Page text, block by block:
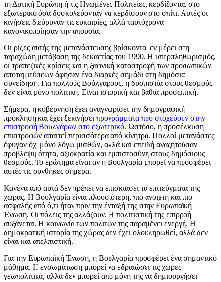
τη Δυτική Ευρώπη ή τις Ηνωμένες Πολιτείες, κερδίζοντας στο
εξωτερικό όσα δυσκολεύονταν να κερδίσουν στο σπίτι. Αυτές οι
κινήσεις διεύρυναν τις ευκαιρίες, αλλά ταυτόχρονα
κανονικοποίησαν την απουσία.
Οι ρίζες αυτής της μετανάστευσης βρίσκονται εν μέρει στη
ταραχώδη μετάβαση της δεκαετίας του 1990. Η υπερπληθωρισμός,
οι τραπεζικές κρίσεις και η ξαφνική καταστροφή των προσωπικών
αποταμιεύσεων άφησαν ένα διαρκές σημάδι στη δημόσια
συνείδηση. Για πολλούς Βούλγαρους, η δυσπιστία στους θεσμούς
δεν είναι μόνο πολιτική. Είναι ιστορική και βαθιά προσωπική.
Σήμερα, η κυβέρνηση έχει αναγνωρίσει την δημογραφική
πρόκληση και έχει ξεκινήσει προγράμματα που στοχεύουν στην
επιστροφή Βουλγάρων στο εξωτερικό. Ωστόσο, η προσέλκυση
επιστροφών απαιτεί περισσότερα από κίνητρα. Πολλοί μετανάστες
έφυγαν όχι μόνο λόγω μισθών, αλλά και επειδή αναζητούσαν
προβλεψιμότητα, αξιοκρατία και εμπιστοσύνη στους δημόσιους
θεσμούς. Το ερώτημα είναι αν η Βουλγαρία μπορεί να προσφέρει
αυτές τις συνθήκες σήμερα.
Κανένα από αυτά δεν πρέπει να επισκιάσει τα επιτεύγματα της
χώρας. Η Βουλγαρία είναι πλουσιότερη, πιο ανοιχτή και πιο
ασφαλής από ό,τι ήταν πριν την ένταξή της στην Ευρωπαϊκή
Ένωση. Οι πόλεις της αλλάζουν. Η πολιτιστική της επιρροή
αυξάνεται. Η κοινωνία των πολιτών της παραμένει ενεργή. Η
δημοκρατική ιστορία της χώρας δεν έχει ολοκληρωθεί, αλλά δεν
είναι και απελπιστική.
Για την Ευρωπαϊκή Ένωση, η Βουλγαρία προσφέρει ένα σημαντικό
μάθημα. Η ενσωμάτωση μπορεί να εδραιώσει τις χώρες
γεωπολιτικά, αλλά δεν μπορεί από μόνη της να δημιουργήσει